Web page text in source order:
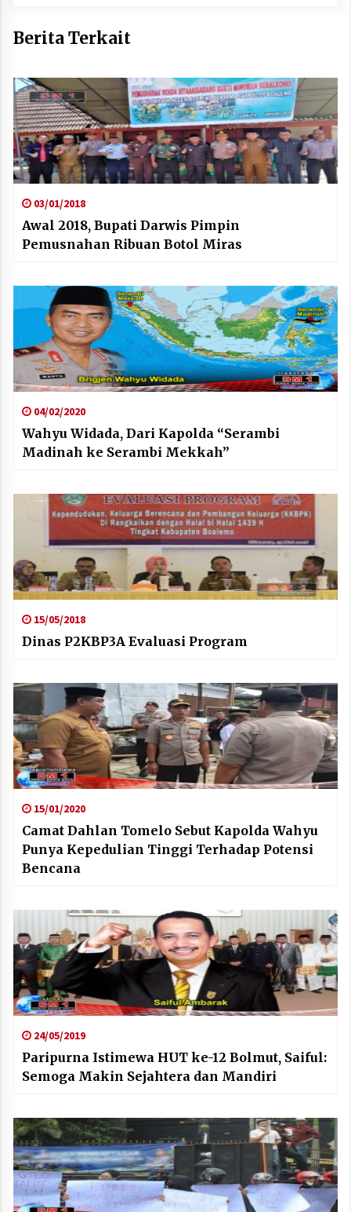
Berita Terkait
03/01/2018
Awal 2018, Bupati Darwis Pimpin
Pemusnahan Ribuan Botol Miras
04/02/2020
Wahyu Widada, Dari Kapolda “Serambi
Madinah ke Serambi Mekkah”
15/05/2018
Dinas P2KBP3A Evaluasi Program
15/01/2020
Camat Dahlan Tomelo Sebut Kapolda Wahyu
Punya Kepedulian Tinggi Terhadap Potensi
Bencana
24/05/2019
Paripurna Istimewa HUT ke-12 Bolmut, Saiful:
Semoga Makin Sejahtera dan Mandiri